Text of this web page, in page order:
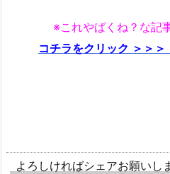
※これやばくね？な記
コチラをクリック ＞＞＞
よろしければシェアお願いし